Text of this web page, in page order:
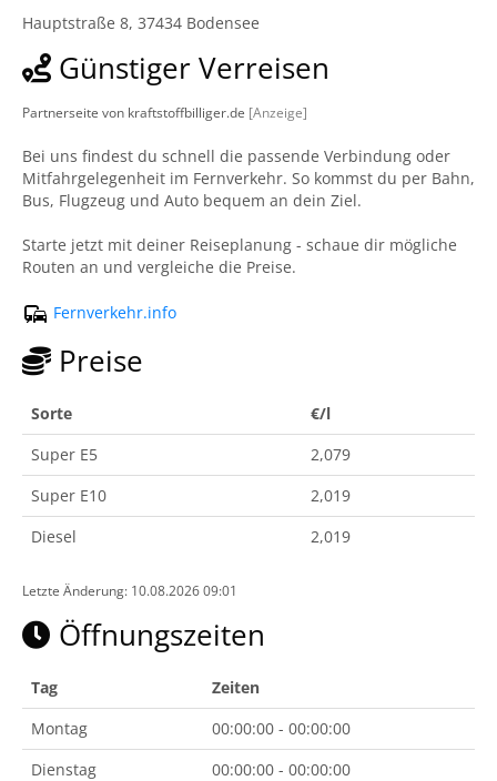
Hauptstraße 8, 37434 Bodensee
Günstiger Verreisen
Partnerseite von kraftstoffbilliger.de [Anzeige]
Bei uns findest du schnell die passende Verbindung oder
Mitfahrgelegenheit im Fernverkehr. So kommst du per Bahn,
Bus, Flugzeug und Auto bequem an dein Ziel.
Starte jetzt mit deiner Reiseplanung - schaue dir mögliche
Routen an und vergleiche die Preise.
Fernverkehr.info
Preise
Sorte
€/l
Super E5
2,079
Super E10
2,019
Diesel
2,019
Letzte Änderung: 10.08.2026 09:01
Öffnungszeiten
Tag
Zeiten
Montag
00:00:00 - 00:00:00
Dienstag
00:00:00 - 00:00:00